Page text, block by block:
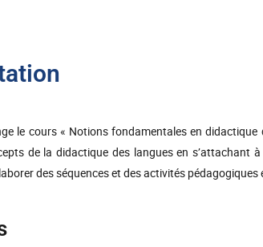
le cours « Notions fondamentales en
de la didactique des langues en s’attachant
des séquences et des activités